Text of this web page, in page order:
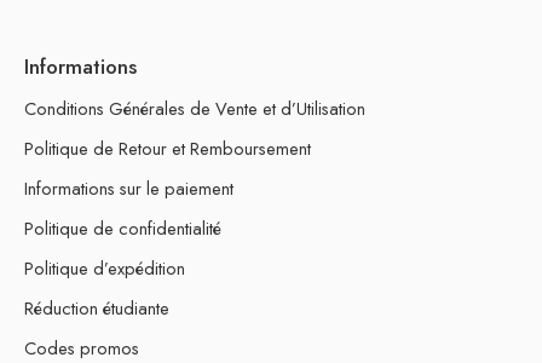
Informations
Conditions Générales de Vente et d’Utilisation
Politique de Retour et Remboursement
Informations sur le paiement
Politique de confidentialité
Politique d’expédition
Réduction étudiante
Codes promos